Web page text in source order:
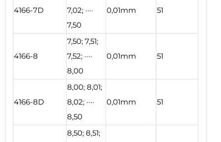
4166-7D
7,02; ····
7,50
0,01mm 51
4166-8
7,50; 7,51;
7,52; ····
8,00
0,01mm 51
4166-8D
8,00; 8,01;
8,02; ····
8,50
0,01mm 51
8,50; 8,51;